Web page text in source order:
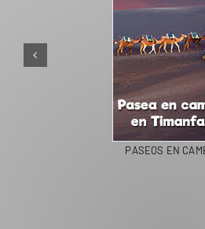
PASEOS EN